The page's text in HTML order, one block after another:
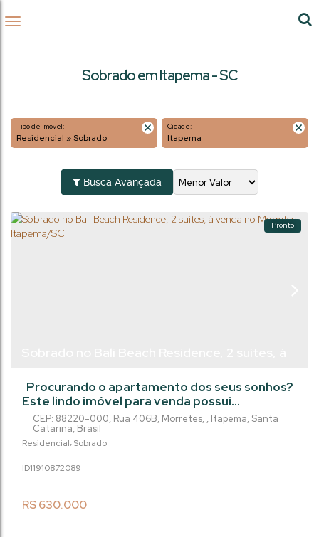
Sobrado em Itapema - SC
Tipo de Imóvel:
Residencial » Sobrado
Cidade:
Itapema
Busca Avançada
Pronto
Residencial Sobrado
R$630.000
2089
1191087
CEP: 88220-000, Rua 406B, Morretes , Itapema, Santa
Catarina, Brasil
Procurando o apartamento dos seus sonhos?
Este lindo imóvel para venda possui
acabamento em gesso, fachada norte, lavabo,
medidores individuais de água, gás e luz, além
de porcelanato em toda a área privada de
suítes, e 1 vaga na garagem, esta é a
conforto e praticidade em um imóvel